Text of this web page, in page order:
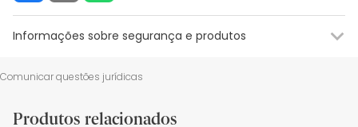
Informações sobre segurança e produtos
Recursos de segurança visual
Comunicar questões jurídicas
Produtos relacionados